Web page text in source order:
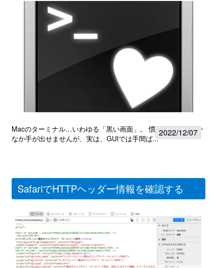
2022/12/07
Macのターミナル…いわゆる「黒い画面」。 慣れるまではなか
なか手が出せませんが、実は、GUIでは手間ば...
SafariでHTTPヘッダー情報を確認する